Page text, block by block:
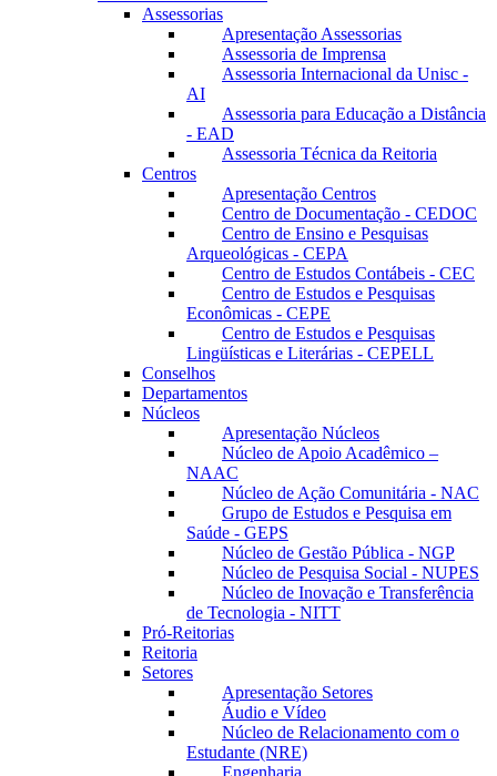
Assessorias
Apresentação Assessorias
Assessoria de Imprensa
Assessoria Internacional da Unisc -
AI
Assessoria para Educação a Distância
- EAD
Assessoria Técnica da Reitoria
Centros
Apresentação Centros
Centro de Documentação - CEDOC
Centro de Ensino e Pesquisas
Arqueológicas - CEPA
Centro de Estudos Contábeis - CEC
Centro de Estudos e Pesquisas
Econômicas - CEPE
Centro de Estudos e Pesquisas
Lingüísticas e Literárias - CEPELL
Conselhos
Departamentos
Núcleos
Apresentação Núcleos
Núcleo de Apoio Acadêmico –
NAAC
Núcleo de Ação Comunitária - NAC
Grupo de Estudos e Pesquisa em
Saúde - GEPS
Núcleo de Gestão Pública - NGP
Núcleo de Pesquisa Social - NUPES
Núcleo de Inovação e Transferência
de Tecnologia - NITT
Pró-Reitorias
Reitoria
Setores
Apresentação Setores
Áudio e Vídeo
Núcleo de Relacionamento com o
Estudante (NRE)